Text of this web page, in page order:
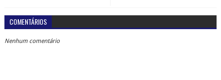
COMENTÁRIOS
Nenhum comentário